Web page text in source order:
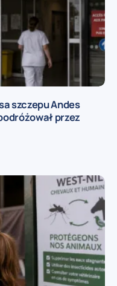
szczepu Andes
przez